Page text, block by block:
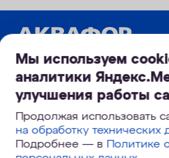
Мы используем
аналитики
улучшения работы
Продолжая использовать
на обработку технических
Подробнее — в Политике
Узнайте первым о